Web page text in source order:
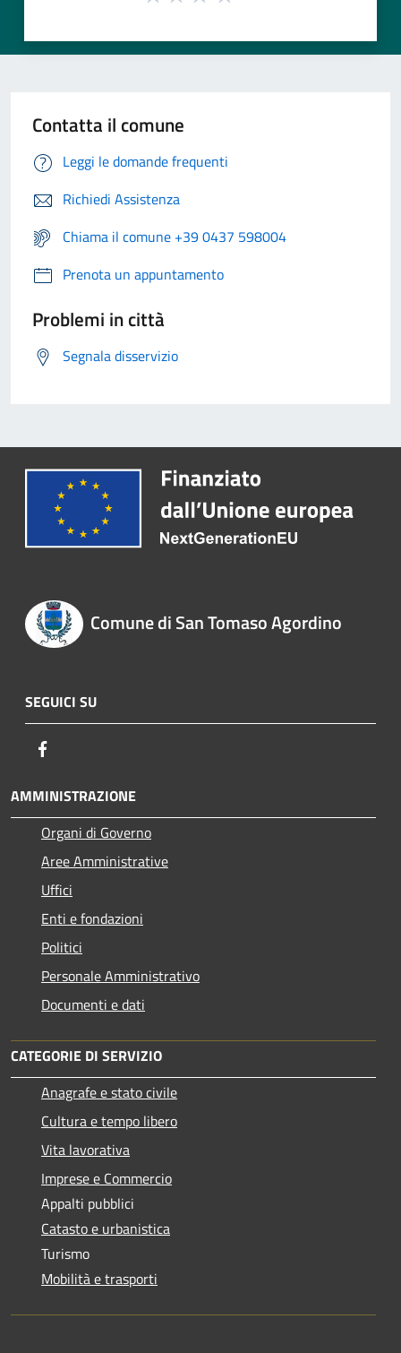
Contatta il comune
Leggi le domande frequenti
Richiedi Assistenza
Chiama il comune +39 0437 598004
Prenota un appuntamento
Problemi in città
Segnala disservizio
Comune di San Tomaso Agordino
SEGUICI SU
AMMINISTRAZIONE
Organi di Governo
Aree Amministrative
Uffici
Enti e fondazioni
Politici
Personale Amministrativo
Documenti e dati
CATEGORIE DI SERVIZIO
Anagrafe e stato civile
Cultura e tempo libero
Vita lavorativa
Imprese e Commercio
Appalti pubblici
Catasto e urbanistica
Turismo
Mobilità e trasporti